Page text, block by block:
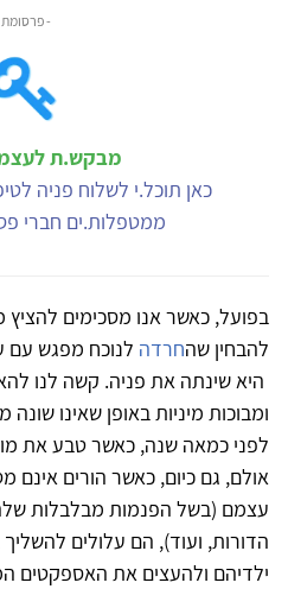
-
מבקש.ת
כאן תוכל.י לשלוח פניה
ממטפלות.ים חברי
בפועל, כאשר אנו מסכימים להציץ
להבחין שהחרדה לנוכח מפגש עם
היא שינתה את פניה. קשה לנו
ומבוכות מיניות באופן שאינו
לפני כמאה שנה, כאשר טבע את
אולם, גם כיום, כאשר הורים אינם
עצמם (בשל הפנמות מבלבלות
הדורות, ועוד), הם עלולים
ילדיהם ולהעצים את האספקטים